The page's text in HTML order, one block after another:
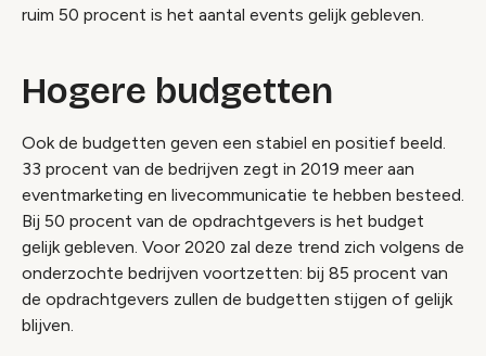
ruim 50 procent is het aantal events gelijk gebleven.
Hogere budgetten
Ook de budgetten geven een stabiel en positief beeld.
33 procent van de bedrijven zegt in 2019 meer aan
eventmarketing en livecommunicatie te hebben besteed.
Bij 50 procent van de opdrachtgevers is het budget
gelijk gebleven. Voor 2020 zal deze trend zich volgens de
onderzochte bedrijven voortzetten: bij 85 procent van
de opdrachtgevers zullen de budgetten stijgen of gelijk
blijven.